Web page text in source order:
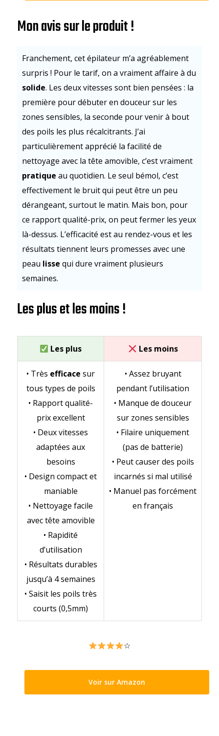
Mon avis sur le produit !
Franchement, cet épilateur m’a agréablement
surpris ! Pour le tarif, on a vraiment affaire à du
solide. Les deux vitesses sont bien pensées : la
première pour débuter en douceur sur les
zones sensibles, la seconde pour venir à bout
des poils les plus récalcitrants. J’ai
particulièrement apprécié la facilité de
nettoyage avec la tête amovible, c’est vraiment
pratique au quotidien. Le seul bémol, c’est
effectivement le bruit qui peut être un peu
dérangeant, surtout le matin. Mais bon, pour
ce rapport qualité-prix, on peut fermer les yeux
là-dessus. L’efficacité est au rendez-vous et les
résultats tiennent leurs promesses avec une
peau lisse qui dure vraiment plusieurs
semaines.
Les plus et les moins !
Les plus Les moins
• Très efficace sur
tous types de poils
• Rapport qualité-
prix excellent
• Deux vitesses
adaptées aux
besoins
• Design compact et
maniable
• Nettoyage facile
avec tête amovible
• Rapidité
d’utilisation
• Résultats durables
jusqu’à 4 semaines
• Saisit les poils très
courts (0,5mm)
• Assez bruyant
pendant l’utilisation
• Manque de douceur
sur zones sensibles
• Filaire uniquement
(pas de batterie)
• Peut causer des poils
incarnés si mal utilisé
• Manuel pas forcément
en français
☆
Voir sur Amazon